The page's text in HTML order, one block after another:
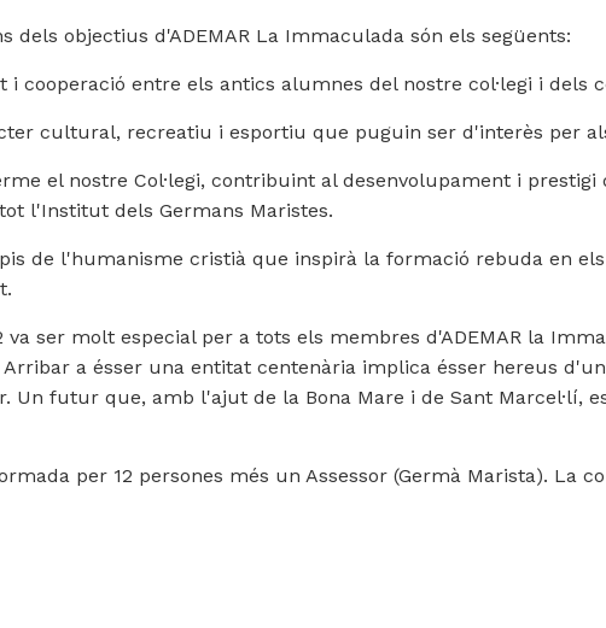
dels objectius d'ADEMAR La Immaculada són els següents:
cooperació entre els antics alumnes del nostre col·legi i dels
cultural, recreatiu i esportiu que puguin ser d'interès per
el nostre Col·legi, contribuint al desenvolupament i prestigi
l'Institut dels Germans Maristes.
de l'humanisme cristià que inspirà la formació rebuda en els
ser molt especial per a tots els membres d'ADEMAR la
a ésser una entitat centenària implica ésser hereus
Un futur que, amb l'ajut de la Bona Mare i de Sant Marcel·lí,
per 12 persones més un Assessor (Germà Marista). La